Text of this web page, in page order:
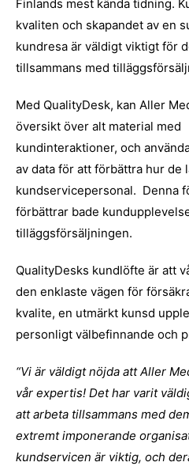
Finlands mest kända tidning.
kvaliten och skapandet av en
kundresa är väldigt viktigt för
tillsammans med
Med QualityDesk, kan Aller
översikt över alt material med
kundinteraktioner, och
av data för att förbättra hur de
kundservicepersonal. Denna
förbättrar bade
tilläggsförsäljningen.
QualityDesks kundlöfte är att
den enklaste vägen för
kvalite, en utmärkt kunsd
personligt välbefinnande och
“Vi är väldigt nöjda att Aller
vår expertis! Det har varit
att arbeta tillsammans med
extremt imponerande
kundservicen är viktig, och